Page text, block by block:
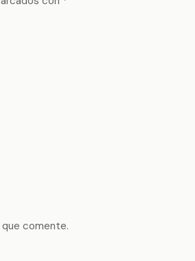
comente.